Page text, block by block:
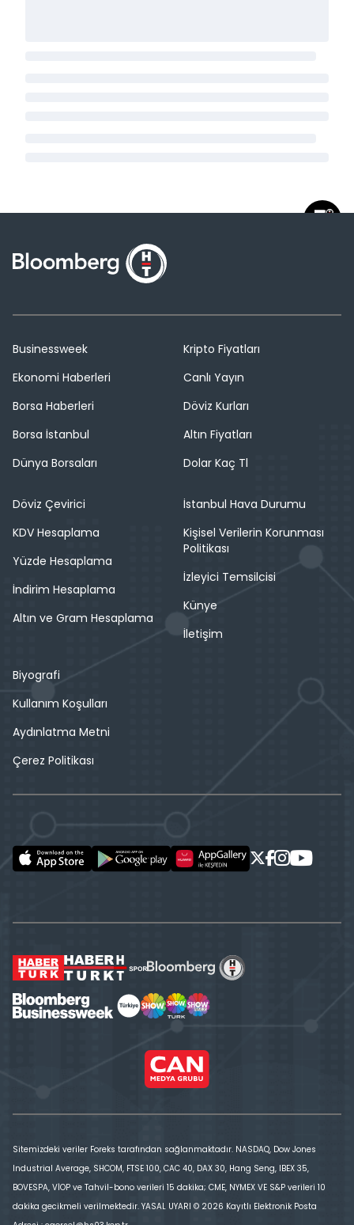
Businessweek
Ekonomi Haberleri
Borsa Haberleri
Borsa İstanbul
Dünya Borsaları
Kripto Fiyatları
Canlı Yayın
Döviz Kurları
Altın Fiyatları
Dolar Kaç Tl
Döviz Çevirici
KDV Hesaplama
Yüzde Hesaplama
İndirim Hesaplama
Altın ve Gram Hesaplama
İstanbul Hava Durumu
Kişisel Verilerin Korunması
Politikası
İzleyici Temsilcisi
Künye
İletişim
Biyografi
Kullanım Koşulları
Aydınlatma Metni
Çerez Politikası
Sitemizdeki veriler Foreks tarafından sağlanmaktadır. NASDAQ, Dow Jones
Industrial Average, SHCOM, FTSE 100, CAC 40, DAX 30, Hang Seng, IBEX 35,
BOVESPA, VİOP ve Tahvil-bono verileri 15 dakika; CME, NYMEX VE S&P verileri 10
dakika gecikmeli verilmektedir. YASAL UYARI © 2026 Kayıtlı Elektronik Posta